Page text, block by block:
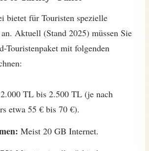
bietet für Touristen spezielle
Aktuell (Stand 2025) müssen Sie
Touristenpaket mit folgenden
TL bis 2.500 TL (je nach
etwa 55 € bis 70 €).
Meist 20 GB Internet.